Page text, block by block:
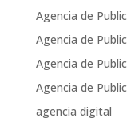
Agencia de
Agencia de
Agencia de
Agencia de
agencia digital